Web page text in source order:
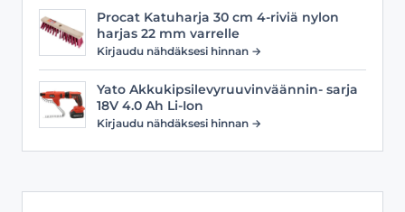
Procat Katuharja 30 cm 4-riviä nylon
harjas 22 mm varrelle
Kirjaudu nähdäksesi hinnan →
Yato Akkukipsilevyruuvinväännin- sarja
18V 4.0 Ah Li-Ion
Kirjaudu nähdäksesi hinnan →